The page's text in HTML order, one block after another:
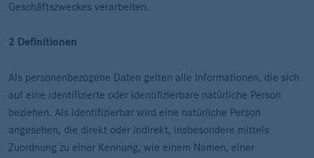
Geschäftszweckes verarbeiten.
2 Definitionen
Als personenbezogene Daten gelten alle Informationen, die sich
auf eine identifizierte oder identifizierbare natürliche Person
beziehen. Als identifizierbar wird eine natürliche Person
angesehen, die direkt oder indirekt, insbesondere mittels
Zuordnung zu einer Kennung, wie einem Namen, einer